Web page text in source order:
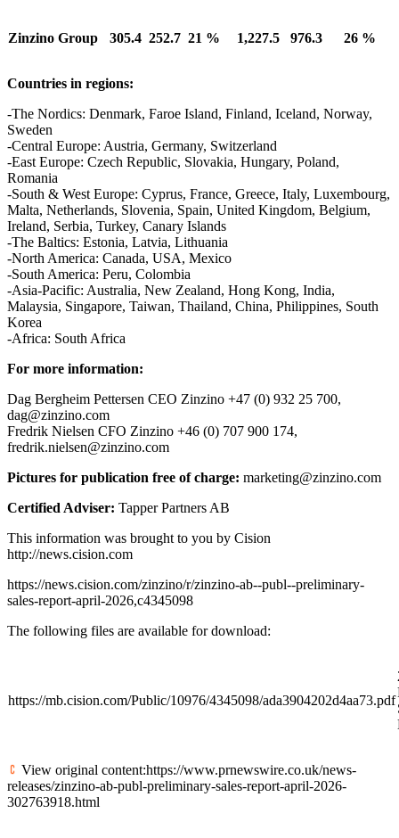
Zinzino Group 305.4 252.7 21 % 1,227.5 976.3 26 %
Countries in regions:
-The Nordics: Denmark, Faroe Island, Finland, Iceland, Norway,
Sweden
-Central Europe: Austria, Germany, Switzerland
-East Europe: Czech Republic, Slovakia, Hungary, Poland,
Romania
-South & West Europe: Cyprus, France, Greece, Italy, Luxembourg,
Malta, Netherlands, Slovenia, Spain, United Kingdom, Belgium,
Ireland, Serbia, Turkey, Canary Islands
-The Baltics: Estonia, Latvia, Lithuania
-North America: Canada, USA, Mexico
-South America: Peru, Colombia
-Asia-Pacific: Australia, New Zealand, Hong Kong, India,
Malaysia, Singapore, Taiwan, Thailand, China, Philippines, South
Korea
-Africa: South Africa
For more information:
Dag Bergheim Pettersen CEO Zinzino +47 (0) 932 25 700,
dag@zinzino.com
Fredrik Nielsen CFO Zinzino +46 (0) 707 900 174,
fredrik.nielsen@zinzino.com
Pictures for publication free of charge: marketing@zinzino.com
Certified Adviser: Tapper Partners AB
This information was brought to you by Cision
http://news.cision.com
https://news.cision.com/zinzino/r/zinzino-ab--publ--preliminary-
sales-report-april-2026,c4345098
The following files are available for download:
https://mb.cision.com/Public/10976/4345098/ada3904202d4aa73.pdf
View original content:https://www.prnewswire.co.uk/news-
releases/zinzino-ab-publ-preliminary-sales-report-april-2026-
302763918.html